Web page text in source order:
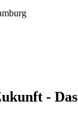
- Das